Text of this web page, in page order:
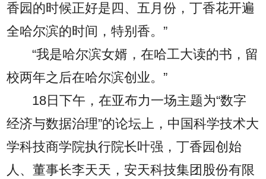
香园的时候正好是四、五月份，丁香花开遍
全哈尔滨的时间，特别香。”
“我是哈尔滨女婿，在哈工大读的书，留
校两年之后在哈尔滨创业。”
18日下午，在亚布力一场主题为“数字
经济与数据治理”的论坛上，中国科学技术大
学科技商学院执行院长叶强，丁香园创始
人、董事长李天天，安天科技集团股份有限